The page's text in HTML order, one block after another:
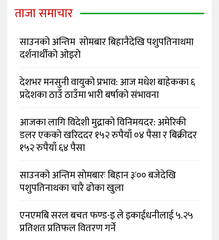
ताजा समाचार
साउनको अन्तिम सोमबार बिहानैदेखि पशुपतिनाथमा
दर्शनार्थीको ओइरो
देशभर मनसुनी वायुको प्रभाव: आज मधेश बाहेकका ६
प्रदेशका ठाउँ ठाउँमा भारी बर्षाको संभावना
आजका लागि विदेशी मुद्राको विनिमयदर: अमेरिकी
डलर एकको खरिददर १५२ रुपैयाँ ०४ पैसा र बिक्रीदर
१५२ रुपैयाँ ६४ पैसा
साउनको अन्तिम सोमबारः बिहान ३ः०० बजेदेखि
पशुपतिनाथका चारै ढोका खुला
एनएमबि सरल बचत फण्ड-इ ले इकाईधनीलाई ५.२५
प्रतिशत प्रतिफल वितरण गर्ने